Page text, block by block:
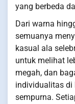
yang berbeda
Dari warna
semuanya
kasual ala
untuk melihat
megah, dan
individualitas di
sempurna.